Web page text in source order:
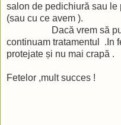
salon de pedichiură sau le
(sau cu ce avem ).
Dacă vrem să
continuam tratamentul .In
protejate și nu mai crapă .
Fetelor ,mult succes !